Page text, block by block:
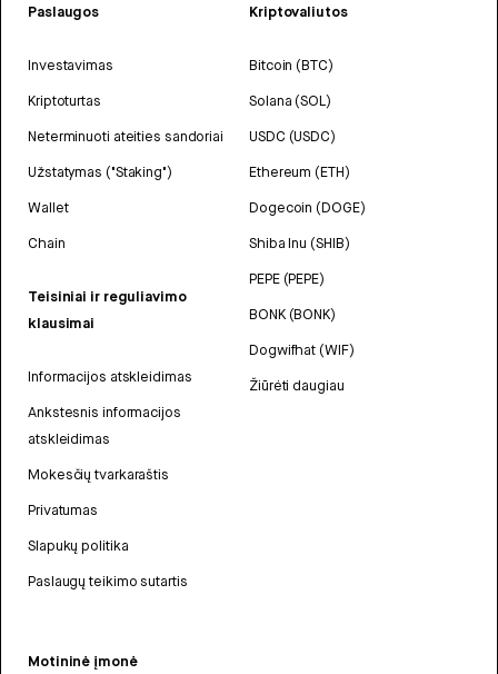
Paslaugos
Investavimas
Kriptoturtas
Neterminuoti ateities sandoriai
Užstatymas ("Staking")
Wallet
Chain
Teisiniai ir reguliavimo
klausimai
Informacijos atskleidimas
Ankstesnis informacijos
atskleidimas
Mokesčių tvarkaraštis
Privatumas
Slapukų politika
Paslaugų teikimo sutartis
Kriptovaliutos
Bitcoin (BTC)
Solana (SOL)
USDC (USDC)
Ethereum (ETH)
Dogecoin (DOGE)
Shiba Inu (SHIB)
PEPE (PEPE)
BONK (BONK)
Dogwifhat (WIF)
Žiūrėti daugiau
Motininė įmonė